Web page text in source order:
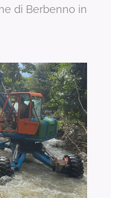
di Berbenno in